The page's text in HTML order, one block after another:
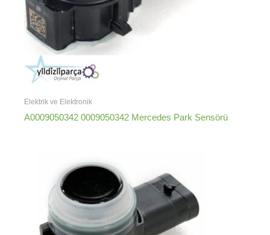
Elektrik ve Elektronik
A0009050342 0009050342 Mercedes Park Sensörü